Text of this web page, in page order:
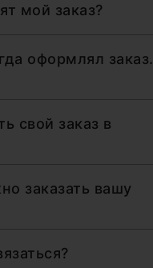
мой заказ?
оформлял заказ.
свой заказ в
заказать вашу